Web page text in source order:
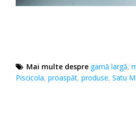
Mai multe despre gamă largă,
Piscicola,proaspăt,produse,Satu